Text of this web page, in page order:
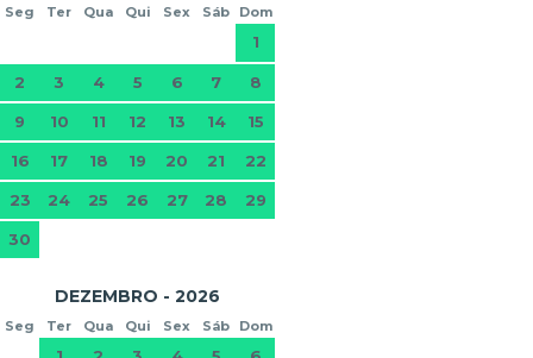
Seg Ter Qua Qui Sex Sáb Dom
1
2 3 4 5 6 7 8
9 10 11 12 13 14 15
16 17 18 19 20 21 22
23 24 25 26 27 28 29
30
DEZEMBRO - 2026
Seg Ter Qua Qui Sex Sáb Dom